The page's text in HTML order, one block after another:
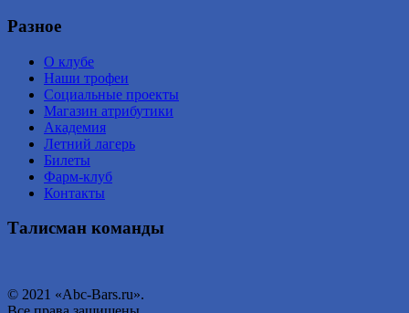
Разное
О клубе
Наши трофеи
Социальные проекты
Магазин атрибутики
Академия
Летний лагерь
Билеты
Фарм-клуб
Контакты
Талисман команды
© 2021 «Abc-Bars.ru».